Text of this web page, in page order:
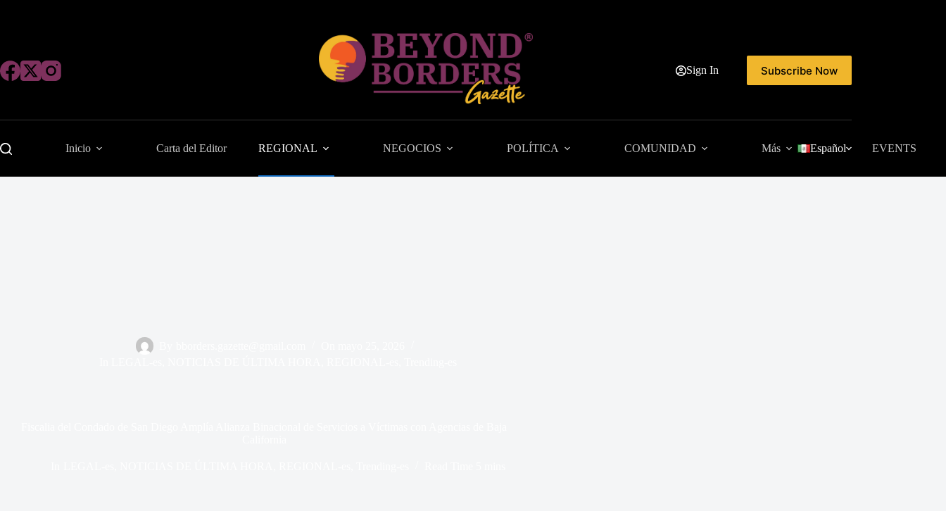
Sign In Subscribe Now
Inicio Carta del Editor REGIONAL NEGOCIOS POLÍTICA COMUNIDAD Más EVENTS
Español